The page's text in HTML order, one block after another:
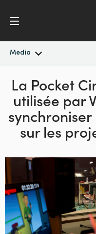
Media
Actualités
Archives de presse
Images de presse
Argentina
Australia
Austria
China
Denmark
Finland
La Pocket
utilisée par
synchroniser
sur les